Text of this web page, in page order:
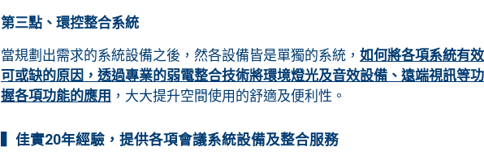
第三點、環控整合系統
當規劃出需求的系統設備之後，然各設備皆是單獨的系統， 如何將各項系統有
可或缺的原因，透過專業的弱電整合技術將環境燈光及音效設備、遠端視訊等
握各項功能的應用 ，大大提升空間使用的舒適及便利性。
▍佳實20年經驗，提供各項會議系統設備及整合服務